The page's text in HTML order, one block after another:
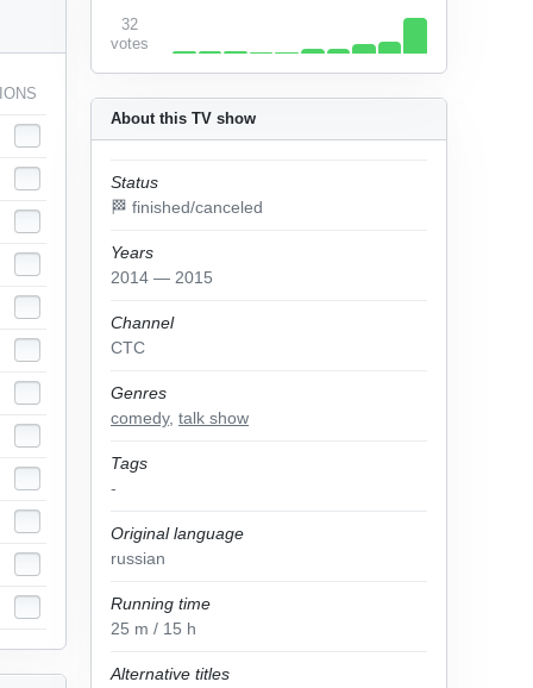
About this TV show
Status
🏁 finished/canceled
Years
2014 — 2015
Channel
СТС
Genres
comedy, talk show
Tags
-
Original language
russian
Running time
25 m / 15 h
Alternative titles
32
votes